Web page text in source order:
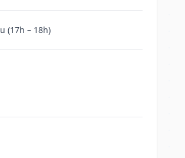
(17h – 18h)